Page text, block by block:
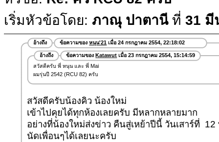
เริ่มหัวข้อโดย: ภาณุ ปาตานีที่ 31 มี
อ้างถึง ข้อความของหนุน'21 เมื่อ 24 กรกฎาคม 2554, 22:18:02
อ้างถึง ข้อความของKatawut เมื่อ 23 กรกฎาคม 2554, 15:14:59
สวัสดีครับ พี่ หนุน และ พี่ Mai
ผมรุ่นปี 2542 (RCU 82) ครับ
สวัสดีครับน้องคิว น้องใหม่
เข้าไปคุยได้ทุกห้องเลยครับ มีหลากหลายมาก
อย่างที่น้องใหม่ส่งข่าว คืนสู่เหย้าปีนี้ วันเสาร์ที่ 12
นัดเพื่อนๆได้เลยนะครับ